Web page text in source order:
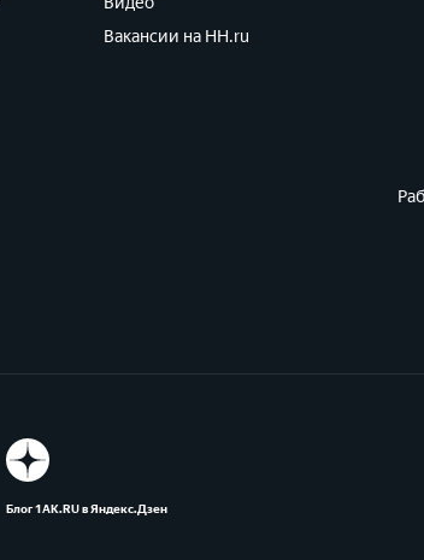
Вакансии на HH.ru
Блог 1АК.RU в Яндекс.Дзен